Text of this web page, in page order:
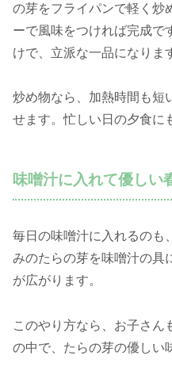
の芽をフライパンで軽く炒
ーで風味をつければ完成で
けで、立派な一品になりま
炒め物なら、加熱時間も短
せます。忙しい日の夕食に
味噌汁に入れて優しい
毎日の味噌汁に入れるのも
みのたらの芽を味噌汁の具
が広がります。
このやり方なら、お子さん
の中で、たらの芽の優しい